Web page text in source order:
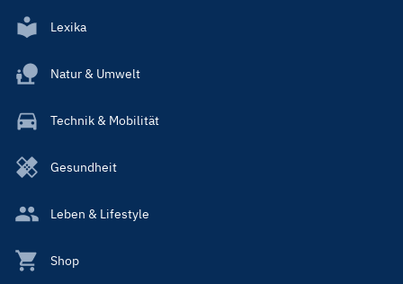
Lexika
Natur & Umwelt
Technik & Mobilität
Gesundheit
Leben & Lifestyle
Shop